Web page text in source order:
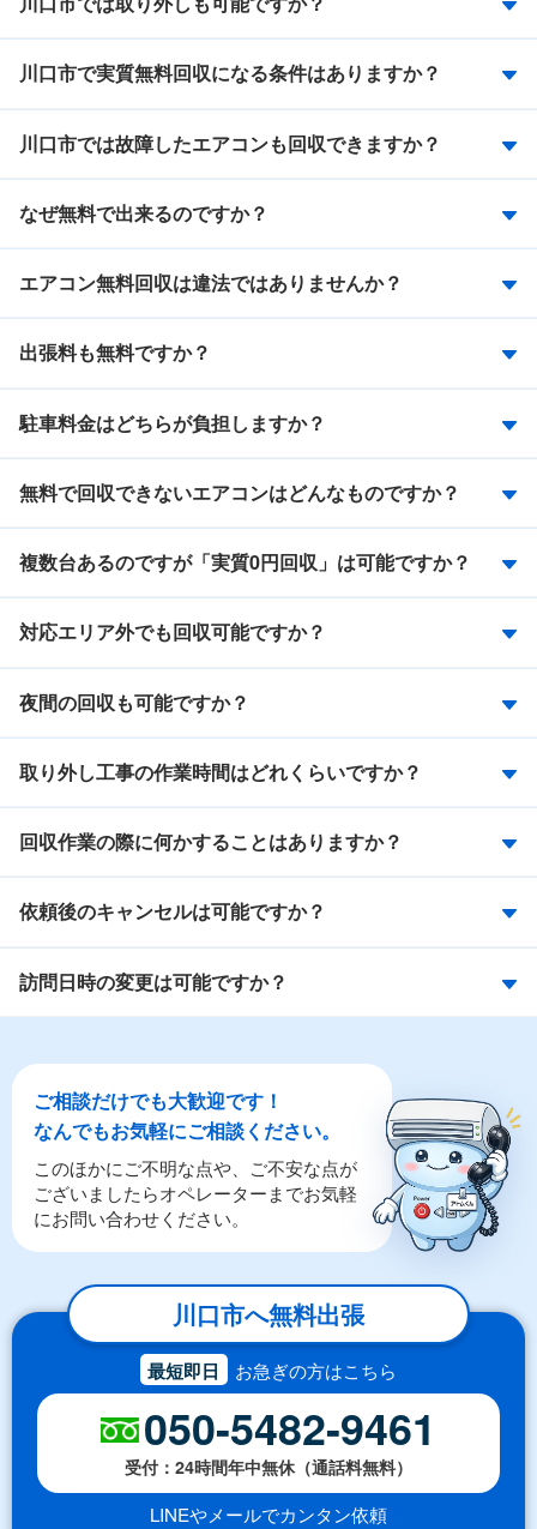
川口市で実質無料回収になる条件はありますか？
川口市では故障したエアコンも回収できますか？
なぜ無料で出来るのですか？
エアコン無料回収は違法ではありませんか？
出張料も無料ですか？
駐車料金はどちらが負担しますか？
無料で回収できないエアコンはどんなものですか？
複数台あるのですが「実質0円回収」は可能ですか？
対応エリア外でも回収可能ですか？
夜間の回収も可能ですか？
取り外し工事の作業時間はどれくらいですか？
回収作業の際に何かすることはありますか？
依頼後のキャンセルは可能ですか？
訪問日時の変更は可能ですか？
ご相談だけでも大歓迎です！
なんでもお気軽にご相談ください。
このほかにご不明な点や、ご不安な点が
ございましたらオペレーターまでお気軽
にお問い合わせください。
川口市へ無料出張
最短即日 お急ぎの方はこちら
050-5482-9461
受付：24時間年中無休（通話料無料）
LINEやメールでカンタン依頼